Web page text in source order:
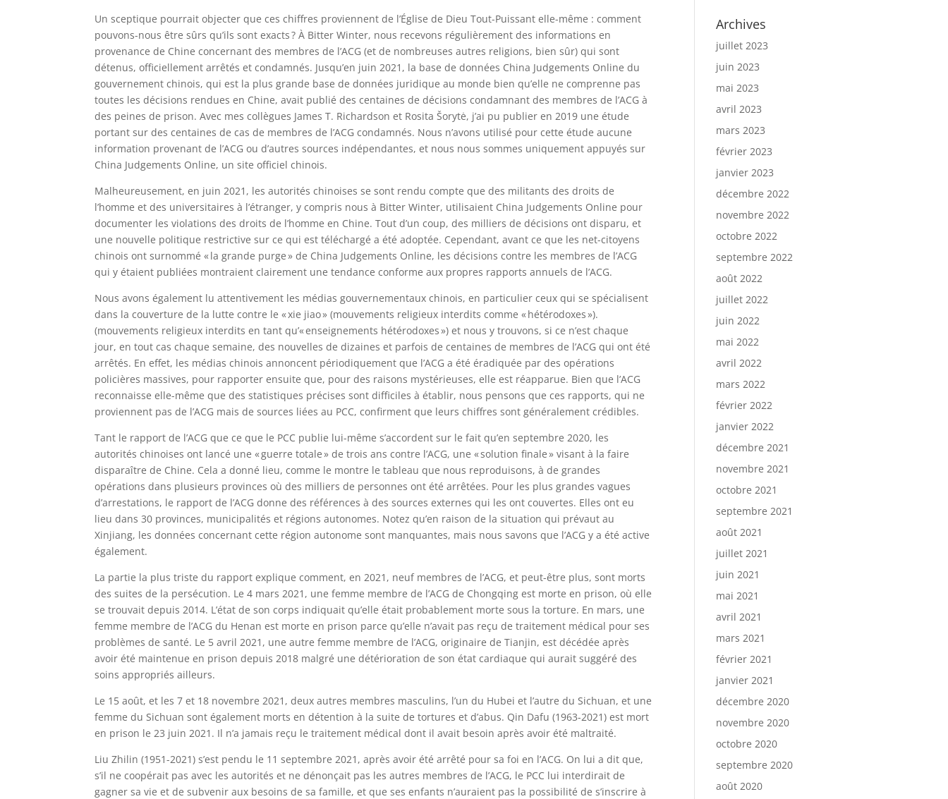
Un sceptique pourrait objecter que ces chiffres proviennent de l’Église de Dieu Tout-Puissant elle-même : comment
pouvons-nous être sûrs qu’ils sont exacts ? À Bitter Winter, nous recevons régulièrement des informations en
provenance de Chine concernant des membres de l’ACG (et de nombreuses autres religions, bien sûr) qui sont
détenus, officiellement arrêtés et condamnés. Jusqu’en juin 2021, la base de données China Judgements Online du
gouvernement chinois, qui est la plus grande base de données juridique au monde bien qu’elle ne comprenne pas
toutes les décisions rendues en Chine, avait publié des centaines de décisions condamnant des membres de l’ACG à
des peines de prison. Avec mes collègues James T. Richardson et Rosita Šorytė, j’ai pu publier en 2019 une étude
portant sur des centaines de cas de membres de l’ACG condamnés. Nous n’avons utilisé pour cette étude aucune
information provenant de l’ACG ou d’autres sources indépendantes, et nous nous sommes uniquement appuyés sur
China Judgements Online, un site officiel chinois.
Malheureusement, en juin 2021, les autorités chinoises se sont rendu compte que des militants des droits de
l’homme et des universitaires à l’étranger, y compris nous à Bitter Winter, utilisaient China Judgements Online pour
documenter les violations des droits de l’homme en Chine. Tout d’un coup, des milliers de décisions ont disparu, et
une nouvelle politique restrictive sur ce qui est téléchargé a été adoptée. Cependant, avant ce que les net-citoyens
chinois ont surnommé « la grande purge » de China Judgements Online, les décisions contre les membres de l’ACG
qui y étaient publiées montraient clairement une tendance conforme aux propres rapports annuels de l’ACG.
Nous avons également lu attentivement les médias gouvernementaux chinois, en particulier ceux qui se spécialisent
dans la couverture de la lutte contre le « xie jiao » (mouvements religieux interdits comme « hétérodoxes »).
(mouvements religieux interdits en tant qu’« enseignements hétérodoxes ») et nous y trouvons, si ce n’est chaque
jour, en tout cas chaque semaine, des nouvelles de dizaines et parfois de centaines de membres de l’ACG qui ont été
arrêtés. En effet, les médias chinois annoncent périodiquement que l’ACG a été éradiquée par des opérations
policières massives, pour rapporter ensuite que, pour des raisons mystérieuses, elle est réapparue. Bien que l’ACG
reconnaisse elle-même que des statistiques précises sont difficiles à établir, nous pensons que ces rapports, qui ne
proviennent pas de l’ACG mais de sources liées au PCC, confirment que leurs chiffres sont généralement crédibles.
Tant le rapport de l’ACG que ce que le PCC publie lui-même s’accordent sur le fait qu’en septembre 2020, les
autorités chinoises ont lancé une « guerre totale » de trois ans contre l’ACG, une « solution finale » visant à la faire
disparaître de Chine. Cela a donné lieu, comme le montre le tableau que nous reproduisons, à de grandes
opérations dans plusieurs provinces où des milliers de personnes ont été arrêtées. Pour les plus grandes vagues
d’arrestations, le rapport de l’ACG donne des références à des sources externes qui les ont couvertes. Elles ont eu
lieu dans 30 provinces, municipalités et régions autonomes. Notez qu’en raison de la situation qui prévaut au
Xinjiang, les données concernant cette région autonome sont manquantes, mais nous savons que l’ACG y a été active
également.
La partie la plus triste du rapport explique comment, en 2021, neuf membres de l’ACG, et peut-être plus, sont morts
des suites de la persécution. Le 4 mars 2021, une femme membre de l’ACG de Chongqing est morte en prison, où elle
se trouvait depuis 2014. L’état de son corps indiquait qu’elle était probablement morte sous la torture. En mars, une
femme membre de l’ACG du Henan est morte en prison parce qu’elle n’avait pas reçu de traitement médical pour ses
problèmes de santé. Le 5 avril 2021, une autre femme membre de l’ACG, originaire de Tianjin, est décédée après
avoir été maintenue en prison depuis 2018 malgré une détérioration de son état cardiaque qui aurait suggéré des
soins appropriés ailleurs.
Le 15 août, et les 7 et 18 novembre 2021, deux autres membres masculins, l’un du Hubei et l’autre du Sichuan, et une
femme du Sichuan sont également morts en détention à la suite de tortures et d’abus. Qin Dafu (1963-2021) est mort
en prison le 23 juin 2021. Il n’a jamais reçu le traitement médical dont il avait besoin après avoir été maltraité.
Liu Zhilin (1951-2021) s’est pendu le 11 septembre 2021, après avoir été arrêté pour sa foi en l’ACG. On lui a dit que,
s’il ne coopérait pas avec les autorités et ne dénonçait pas les autres membres de l’ACG, le PCC lui interdirait de
gagner sa vie et de subvenir aux besoins de sa famille, et que ses enfants n’auraient pas la possibilité de s’inscrire à
Archives
juillet 2023
juin 2023
mai 2023
avril 2023
mars 2023
février 2023
janvier 2023
décembre 2022
novembre 2022
octobre 2022
septembre 2022
août 2022
juillet 2022
juin 2022
mai 2022
avril 2022
mars 2022
février 2022
janvier 2022
décembre 2021
novembre 2021
octobre 2021
septembre 2021
août 2021
juillet 2021
juin 2021
mai 2021
avril 2021
mars 2021
février 2021
janvier 2021
décembre 2020
novembre 2020
octobre 2020
septembre 2020
août 2020